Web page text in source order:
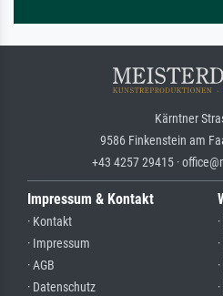
Kärntner
9586 Finkenstein am
+43 4257 29415 ·
Impressum & Kontakt
· Kontakt
· Impressum
· AGB
· Datenschutz